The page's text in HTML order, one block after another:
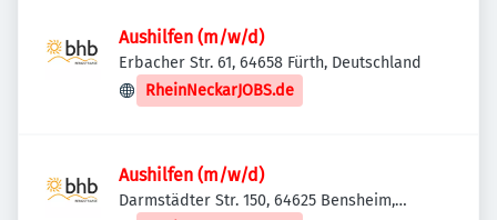
Aushilfen (m/w/d)
Erbacher Str. 61, 64658 Fürth, Deutschland
RheinNeckarJOBS.de
Aushilfen (m/w/d)
Darmstädter Str. 150, 64625 Bensheim,